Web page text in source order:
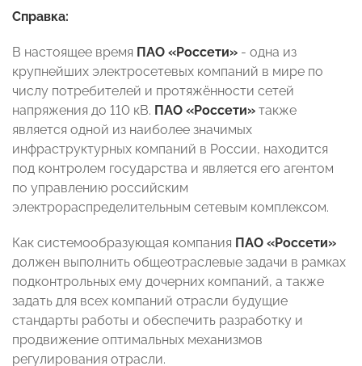
Справка:
В настоящее время ПАО «Россети» - одна из
крупнейших электросетевых компаний в мире по
числу потребителей и протяжённости сетей
напряжения до 110 кВ. ПАО «Россети» также
является одной из наиболее значимых
инфраструктурных компаний в России, находится
под контролем государства и является его агентом
по управлению российским
электрораспределительным сетевым комплексом.
Как системообразующая компания ПАО «Россети»
должен выполнить общеотраслевые задачи в рамках
подконтрольных ему дочерних компаний, а также
задать для всех компаний отрасли будущие
стандарты работы и обеспечить разработку и
продвижение оптимальных механизмов
регулирования отрасли.